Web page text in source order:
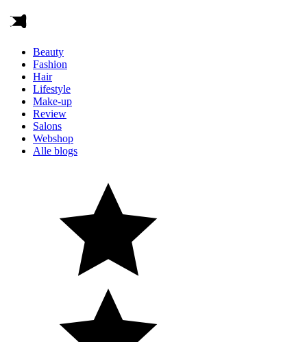
Beauty
Fashion
Hair
Lifestyle
Make-up
Review
Salons
Webshop
Alle blogs